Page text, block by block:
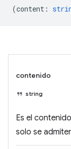
(content :
contenido
string
Es el
solo se